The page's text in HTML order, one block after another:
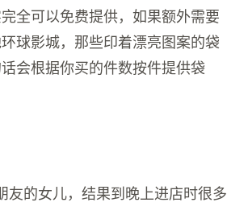
全可以免费提供，如果额外需要
球影城，那些印着漂亮图案的袋
会根据你买的件数按件提供袋
友的女儿，结果到晚上进店时很多